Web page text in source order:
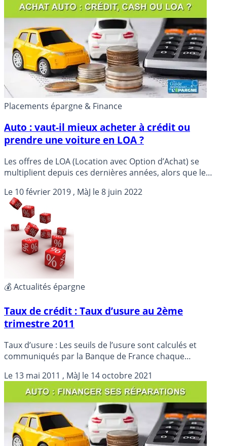
Placements épargne & Finance
Auto : vaut-il mieux acheter à crédit ou
prendre une voiture en LOA ?
Les offres de LOA (Location avec Option d’Achat) se
multiplient depuis ces dernières années, alors que le
Quelle solution choisir ? LOA ou Crédit Auto pour acheter
sa voiture ?
Le 10 février 2019 , MàJ le8 juin 2022
💰 Actualités épargne
Taux de crédit : Taux d’usure au 2ème
trimestre 2011
Taux d’usure : Les seuils de l’usure sont calculés et
communiqués par la Banque de France chaque
d’usures sont à la hausse...
Le 13 mai 2011 , MàJ le 14 octobre 2021